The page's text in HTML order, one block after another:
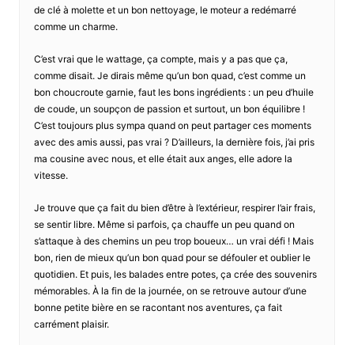
de clé à molette et un bon nettoyage, le moteur a redémarré
comme un charme.
C’est vrai que le wattage, ça compte, mais y a pas que ça,
comme disait. Je dirais même qu’un bon quad, c’est comme un
bon choucroute garnie, faut les bons ingrédients : un peu d’huile
de coude, un soupçon de passion et surtout, un bon équilibre !
C’est toujours plus sympa quand on peut partager ces moments
avec des amis aussi, pas vrai ? D’ailleurs, la dernière fois, j’ai pris
ma cousine avec nous, et elle était aux anges, elle adore la
vitesse.
Je trouve que ça fait du bien d’être à l’extérieur, respirer l’air frais,
se sentir libre. Même si parfois, ça chauffe un peu quand on
s’attaque à des chemins un peu trop boueux… un vrai défi ! Mais
bon, rien de mieux qu’un bon quad pour se défouler et oublier le
quotidien. Et puis, les balades entre potes, ça crée des souvenirs
mémorables. À la fin de la journée, on se retrouve autour d’une
bonne petite bière en se racontant nos aventures, ça fait
carrément plaisir.